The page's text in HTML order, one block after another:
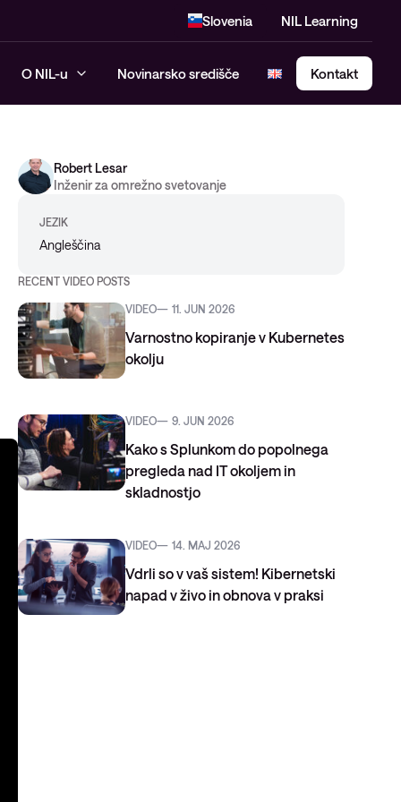
Slovenia NIL Learning
SASE – Secure Access Service
O NIL-u Novinarsko središče Kontakt
Robert Lesar
Inženir za omrežno svetovanje
JEZIK
Angleščina
RECENT VIDEO POSTS
VIDEO 11. JUN 2026
Varnostno kopiranje v Kubernetes
okolju
VIDEO 9. JUN 2026
Kako s Splunkom do popolnega
pregleda nad IT okoljem in
skladnostjo
VIDEO 14. MAJ 2026
Vdrli so v vaš sistem! Kibernetski
napad v živo in obnova v praksi